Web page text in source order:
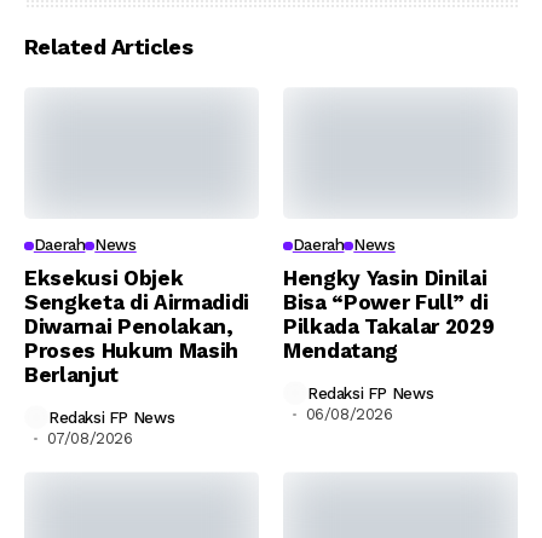
Related Articles
Daerah News
Eksekusi Objek
Sengketa di Airmadidi
Diwarnai Penolakan,
Proses Hukum Masih
Berlanjut
Redaksi FP News
07/08/2026
Daerah News
Hengky Yasin Dinilai
Bisa “Power Full” di
Pilkada Takalar 2029
Mendatang
Redaksi FP News
06/08/2026